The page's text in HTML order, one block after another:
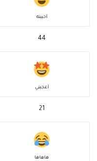
أحببته
44
أعجبني
21
هاهاها